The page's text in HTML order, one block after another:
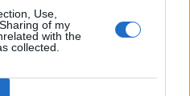
Use,
of my
with the
collected.